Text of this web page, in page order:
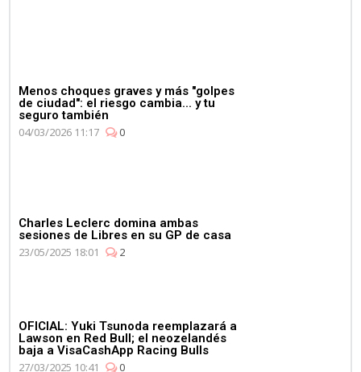
Menos choques graves y más "golpes
de ciudad": el riesgo cambia... y tu
seguro también
04/03/2026 11:17
0
Charles Leclerc domina ambas
sesiones de Libres en su GP de casa
23/05/2025 18:01
2
OFICIAL: Yuki Tsunoda reemplazará a
Lawson en Red Bull; el neozelandés
baja a VisaCashApp Racing Bulls
27/03/2025 10:41
0